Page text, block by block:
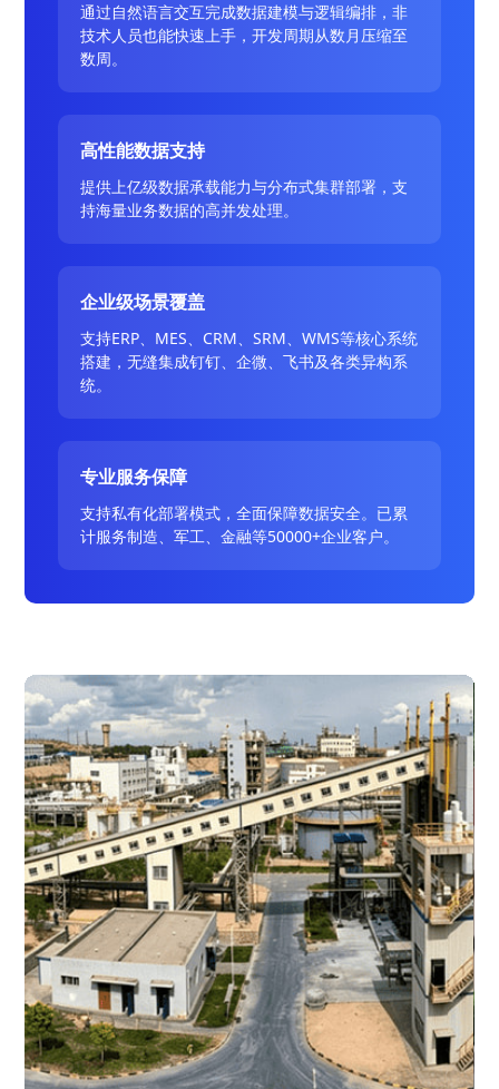
通过自然语言交互完成数据建模与逻辑编排，非
技术人员也能快速上手，开发周期从数月压缩至
数周。
高性能数据支持
提供上亿级数据承载能力与分布式集群部署，支
持海量业务数据的高并发处理。
企业级场景覆盖
支持ERP、MES、CRM、SRM、WMS等核心系统
搭建，无缝集成钉钉、企微、飞书及各类异构系
统。
专业服务保障
支持私有化部署模式，全面保障数据安全。已累
计服务制造、军工、金融等50000+企业客户。